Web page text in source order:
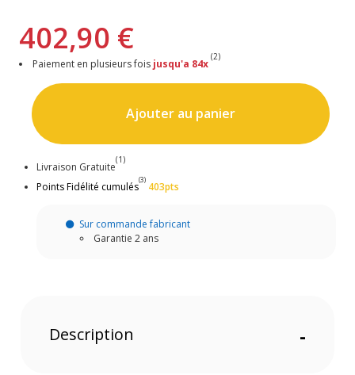
402,90 €
Paiement en plusieurs fois jusqu'a 84x
(2)
Ajouter au panier
Livraison Gratuite
(1)
Points Fidélité cumulés
(3)
403pts
Sur commande fabricant
Garantie 2 ans
Description -